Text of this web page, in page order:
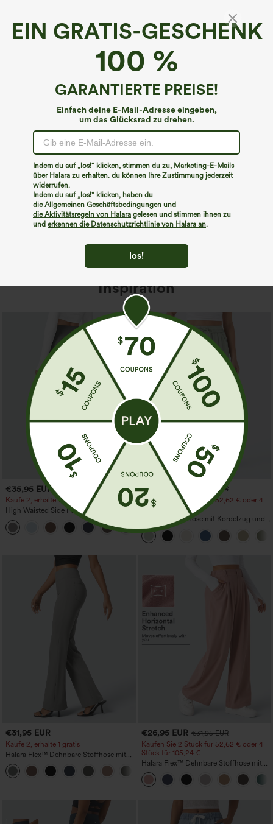
EIN GRATIS-GESCHENK
100 %
GARANTIERTE PREISE!
Einfach deine E-Mail-Adresse eingeben,
um das Glücksrad zu drehen.
Indem du auf „los!“ klicken, stimmen du zu, Marketing-E-Mails
über Halara zu erhalten. du können Ihre Zustimmung jederzeit
widerrufen.
Indem du auf „los!“ klicken, haben du
die Allgemeinen Geschäftsbedingungen und
die Aktivitätsregeln von Halara gelesen und stimmen ihnen zu
und erkennen die Datenschutzrichtlinie von Halara an.
los!
Hoppla!
Wir können die von Ihnen gesuchte Seite nicht
finden.
Mehr einkaufen
Inspiration
€35,95 EUR
Kaufe 2, erhalte 1 gratis
High Waisted Side Pocket Straight Leg
Work Pants
+23
€31,95 EUR
€35,95 EUR
Kaufen Sie 2 Stück für 52,62 € oder 4
Stück für 105,24 €.
Hochtaillierte Hose mit Kordelzug und
Taschen, weitem Bein, lässig und locker
in Leinenoptik
€31,95 EUR
Kaufe 2, erhalte 1 gratis
Halara Flex™ Dehnbare Stoffhose mit
hohem Bund und Seitentasche hinten
€26,95 EUR €31,95 EUR
Kaufen Sie 2 Stück für 52,62 € oder 4
Stück für 105,24 €.
Halara Flex™ Dehnbare Stoffhose mit
hohem Bund, Waffelmuster,
Seitentaschen und weitem Bein